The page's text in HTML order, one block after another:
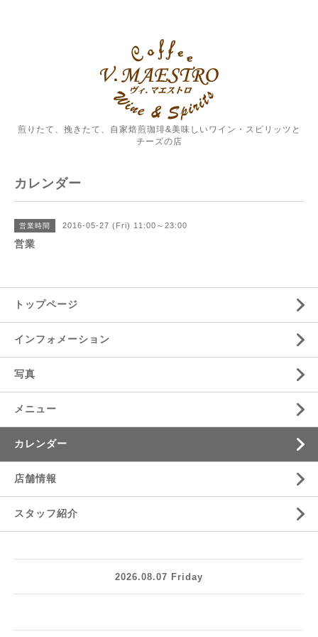
煎りたて、挽きたて、自家焙煎珈琲&美味しいワイン・スピリッツと
チーズの店
カレンダー
営業時間 2016-05-27 (Fri) 11:00～23:00
営業
トップページ
インフォメーション
写真
メニュー
カレンダー
店舗情報
スタッフ紹介
2026.08.07 Friday